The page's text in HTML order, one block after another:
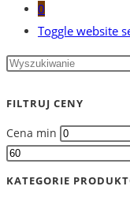
0
Toggle website
FILTRUJ CENY
Cena min
KATEGORIE